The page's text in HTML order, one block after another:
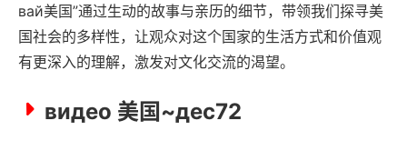
вай美国”通过生动的故事与亲历的细节，带领我们探寻美
国社会的多样性，让观众对这个国家的生活方式和价值观
有更深入的理解，激发对文化交流的渴望。
видео 美国~дec72